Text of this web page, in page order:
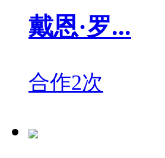
戴恩·罗...
合作2次